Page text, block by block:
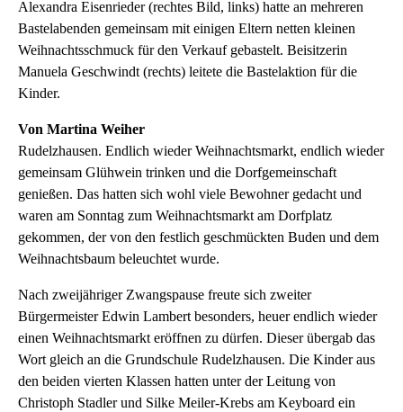
Alexandra Eisenrieder (rechtes Bild, links) hatte an mehreren
Bastelabenden gemeinsam mit einigen Eltern netten kleinen
Weihnachtsschmuck für den Verkauf gebastelt. Beisitzerin
Manuela Geschwindt (rechts) leitete die Bastelaktion für die
Kinder.
Von Martina Weiher
Rudelzhausen. Endlich wieder Weihnachtsmarkt, endlich wieder
gemeinsam Glühwein trinken und die Dorfgemeinschaft
genießen. Das hatten sich wohl viele Bewohner gedacht und
waren am Sonntag zum Weihnachtsmarkt am Dorfplatz
gekommen, der von den festlich geschmückten Buden und dem
Weihnachtsbaum beleuchtet wurde.
Nach zweijähriger Zwangspause freute sich zweiter
Bürgermeister Edwin Lambert besonders, heuer endlich wieder
einen Weihnachtsmarkt eröffnen zu dürfen. Dieser übergab das
Wort gleich an die Grundschule Rudelzhausen. Die Kinder aus
den beiden vierten Klassen hatten unter der Leitung von
Christoph Stadler und Silke Meiler-Krebs am Keyboard ein